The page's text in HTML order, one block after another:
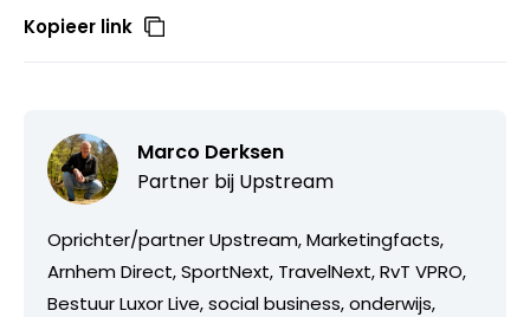
Kopieer link
Marco Derksen
Partner bij Upstream
Oprichter/partner Upstream, Marketingfacts,
Arnhem Direct, SportNext, TravelNext, RvT VPRO,
Bestuur Luxor Live, social business, onderwijs,